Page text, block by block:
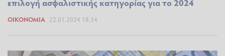
επιλογή ασφαλιστικής κατηγορίας για το 2024
ΟΙΚΟΝΟΜΊΑ 22.01.2024 18:34